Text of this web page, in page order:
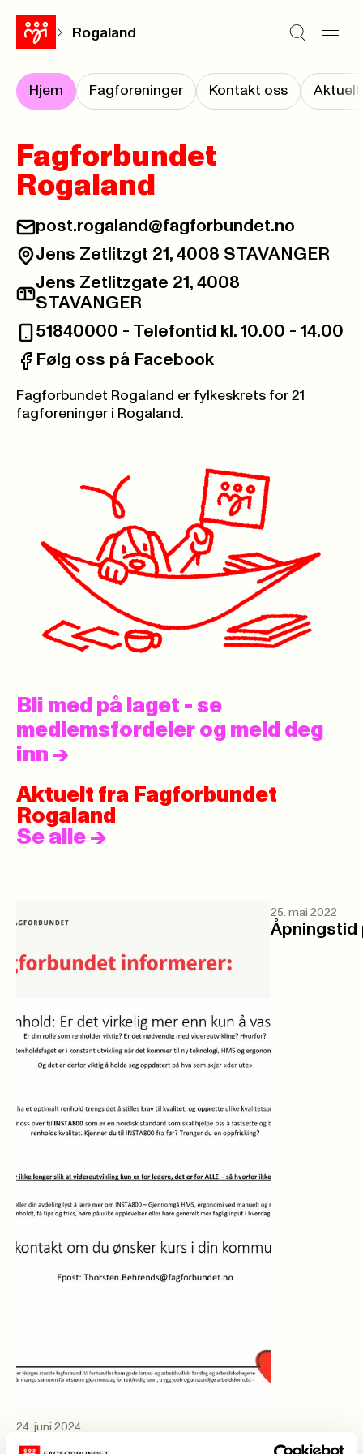
Rogaland
Hjem Fagforeninger Kontakt oss Aktuelt
Fagforbundet
Rogaland
E-post:
post.rogaland@fagforbundet.no
Besøksadresse:
Jens Zetlitzgt 21, 4008 STAVANGER
Postadresse:
Jens Zetlitzgate 21, 4008
STAVANGER
Telefon:
51840000 - Telefontid kl. 10.00 - 14.00
Facebook:
Følg oss på Facebook
Fagforbundet Rogaland er fylkeskrets for 21
fagforeninger i Rogaland.
Bli med på laget - se
medlemsfordeler og meld deg
inn ->
Aktuelt fra Fagforbundet
Rogaland
Se alle ->
24. juni 2024
INSTA800
25. mai 2022
Åpningstid